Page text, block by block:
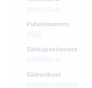
www.jnku.lv
Puhelinnumero
8848
Sähköpostiosoite
info@jnku.lv
Säännökset
Kapsētu noteikumi